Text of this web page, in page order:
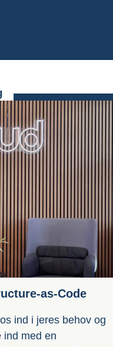
as-Code
ind i jeres behov og
ind med en